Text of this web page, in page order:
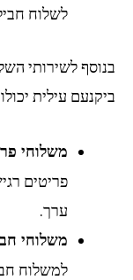
לשלוח
בנוסף לשירותי
ביקנעם עילית
משלוחי
פריטים
ערך.
משלוחי
למשלוח